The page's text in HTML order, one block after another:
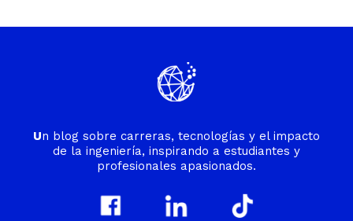
Un blog sobre carreras, tecnologías y el impacto
de la ingeniería, inspirando a estudiantes y
profesionales apasionados.